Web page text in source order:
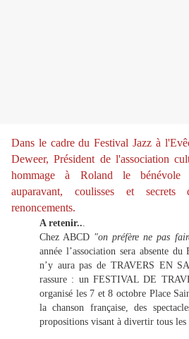
Dans le cadre du Festival Jazz à
Deweer, Président de l'association
hommage à Roland le bénévole
auparavant, coulisses et
renoncements.
A retenir...
Chez ABCD "on préfère ne pas
année l’association sera absente
n’y aura pas de TRAVERS EN
rassure : un FESTIVAL DE
organisé les 7 et 8 octobre Place
la chanson française, des
propositions visant à divertir tous les